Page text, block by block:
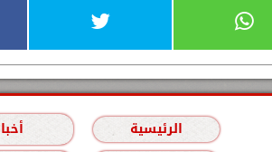
الرئيسية